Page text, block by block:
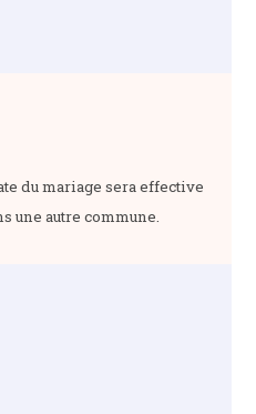
du mariage sera effective
une autre commune.